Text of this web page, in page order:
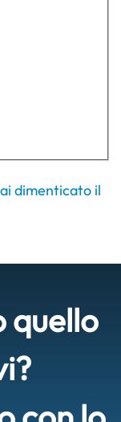
dimenticato il
quello